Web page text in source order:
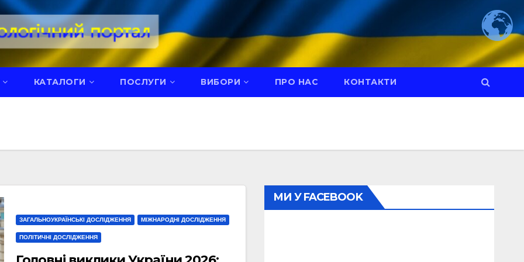
КАТАЛОГИ ПОСЛУГИ ВИБОРИ ПРО НАС КОНТАКТИ
ЗАГАЛЬНОУКРАЇНСЬКІ ДОСЛІДЖЕННЯ МІЖНАРОДНІ ДОСЛІДЖЕННЯ
ПОЛІТИЧНІ ДОСЛІДЖЕННЯ
МИ У FACEBOOK